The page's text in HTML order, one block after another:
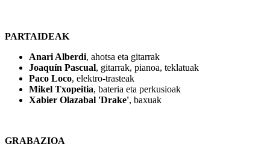
PARTAIDEAK
Anari Alberdi, ahotsa eta gitarrak
Joaquín Pascual, gitarrak, pianoa, teklatuak
Paco Loco, elektro-trasteak
Mikel Txopeitia, bateria eta perkusioak
Xabier Olazabal 'Drake', baxuak
GRABAZIOA